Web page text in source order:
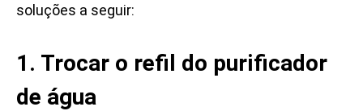
soluções a seguir:
1. Trocar o refil do purificador
de água